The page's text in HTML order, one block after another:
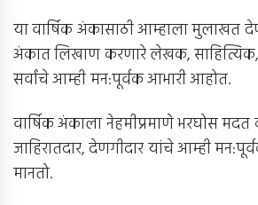
या वार्षिक अंकासाठी आम्हाला मुलाखत
अंकात लिखाण करणारे लेखक,
सर्वांचे आम्ही मन:पूर्वक आभारी आहोत.
वार्षिक अंकाला नेहमीप्रमाणे भरघोस मदत
जाहिरातदार, देणगीदार यांचे आम्ही
मानतो.